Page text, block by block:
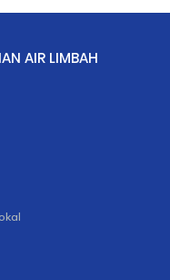
AIR LIMBAH